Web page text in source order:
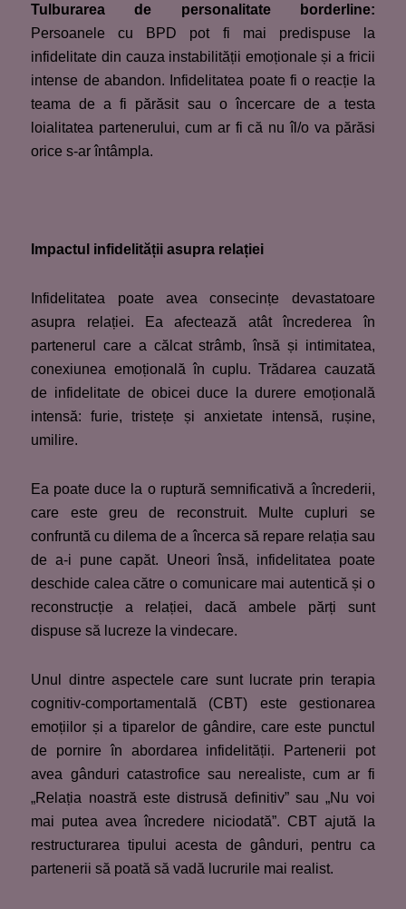
Tulburarea de personalitate borderline:
Persoanele cu BPD pot fi mai predispuse la
infidelitate din cauza instabilității emoționale și a fricii
intense de abandon. Infidelitatea poate fi o reacție la
teama de a fi părăsit sau o încercare de a testa
loialitatea partenerului, cum ar fi că nu îl/o va părăsi
orice s-ar întâmpla.
Impactul infidelității asupra relației
Infidelitatea poate avea consecințe devastatoare
asupra relației. Ea afectează atât încrederea în
partenerul care a călcat strâmb, însă și intimitatea,
conexiunea emoțională în cuplu. Trădarea cauzată
de infidelitate de obicei duce la durere emoțională
intensă: furie, tristețe și anxietate intensă, rușine,
umilire.
Ea poate duce la o ruptură semnificativă a încrederii,
care este greu de reconstruit. Multe cupluri se
confruntă cu dilema de a încerca să repare relația sau
de a-i pune capăt. Uneori însă, infidelitatea poate
deschide calea către o comunicare mai autentică și o
reconstrucție a relației, dacă ambele părți sunt
dispuse să lucreze la vindecare.
Unul dintre aspectele care sunt lucrate prin terapia
cognitiv-comportamentală (CBT) este gestionarea
emoțiilor și a tiparelor de gândire, care este punctul
de pornire în abordarea infidelității. Partenerii pot
avea gânduri catastrofice sau nerealiste, cum ar fi
„Relația noastră este distrusă definitiv” sau „Nu voi
mai putea avea încredere niciodată”. CBT ajută la
restructurarea tipului acesta de gânduri, pentru ca
partenerii să poată să vadă lucrurile mai realist.